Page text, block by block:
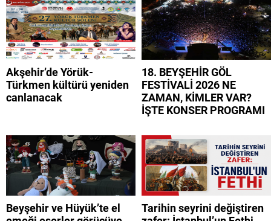
Akşehir’de Yörük-
Türkmen kültürü yeniden
canlanacak
18. BEYŞEHİR GÖL
FESTİVALİ 2026 NE
ZAMAN, KİMLER VAR?
İŞTE KONSER PROGRAMI
Beyşehir ve Hüyük’te el
Tarihin seyrini değiştiren